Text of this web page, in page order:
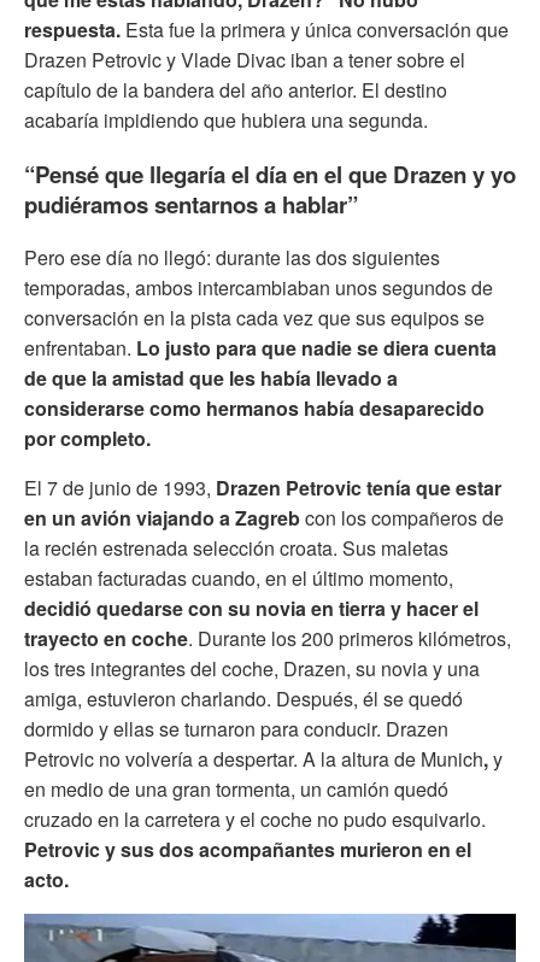
respuesta. Esta fue la primera y única conversación que
Drazen Petrovic y Vlade Divac iban a tener sobre el
capítulo de la bandera del año anterior. El destino
acabaría impidiendo que hubiera una segunda.
“Pensé que llegaría el día en el que Drazen y yo
pudiéramos sentarnos a hablar”
Pero ese día no llegó: durante las dos siguientes
temporadas, ambos intercambiaban unos segundos de
conversación en la pista cada vez que sus equipos se
enfrentaban. Lo justo para que nadie se diera cuenta
de que la amistad que les había llevado a
considerarse como hermanos había desaparecido
por completo.
El 7 de junio de 1993, Drazen Petrovic tenía que estar
en un avión viajando a Zagrebcon los compañeros de
la recién estrenada selección croata. Sus maletas
estaban facturadas cuando, en el último momento,
decidió quedarse con su novia en tierra y hacer el
trayecto en coche. Durante los 200 primeros kilómetros,
los tres integrantes del coche, Drazen, su novia y una
amiga, estuvieron charlando. Después, él se quedó
dormido y ellas se turnaron para conducir. Drazen
Petrovic no volvería a despertar. A la altura de Munich,y
en medio de una gran tormenta, un camión quedó
cruzado en la carretera y el coche no pudo esquivarlo.
Petrovic y sus dos acompañantes murieron en el
acto.